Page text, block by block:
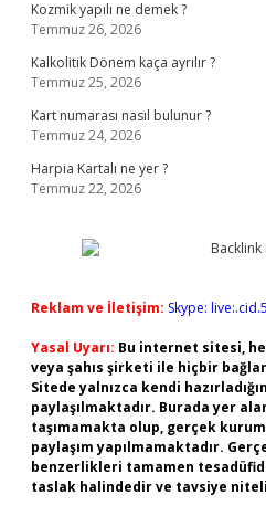
Kozmik yapılı ne demek ?
Temmuz 26, 2026
Kalkolitik Dönem kaça ayrılır ?
Temmuz 25, 2026
Kart numarası nasıl bulunur ?
Temmuz 24, 2026
Harpia Kartalı ne yer ?
Temmuz 22, 2026
Reklam ve İletişim: Skype:
Yasal Uyarı: Bu internet sitesi,
veya şahıs şirketi ile hiçbir
Sitede yalnızca kendi
paylaşılmaktadır. Burada yer
taşımamakta olup, gerçek
paylaşım yapılmamaktadır.
benzerlikleri tamamen
taslak halindedir ve tavsiye